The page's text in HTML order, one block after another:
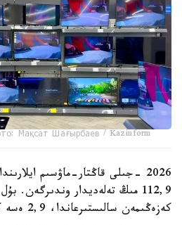
Мақсат Шағырбаев / Kazinform
2026 -جىلى قاڭتار-ماۋسىم
112,9 مىڭ تەلەديدار
كەزەڭىمەن سالىستىرعاندا، 2,9 ەسە كوپ.